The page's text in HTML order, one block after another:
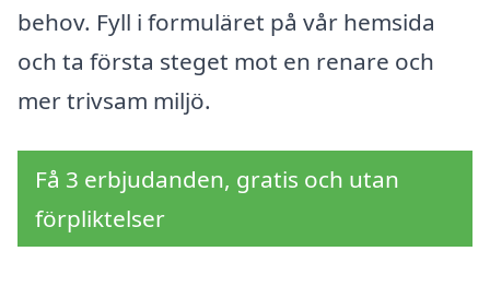
behov. Fyll i formuläret på vår hemsida
och ta första steget mot en renare och
mer trivsam miljö.
Få 3 erbjudanden, gratis och utan
förpliktelser